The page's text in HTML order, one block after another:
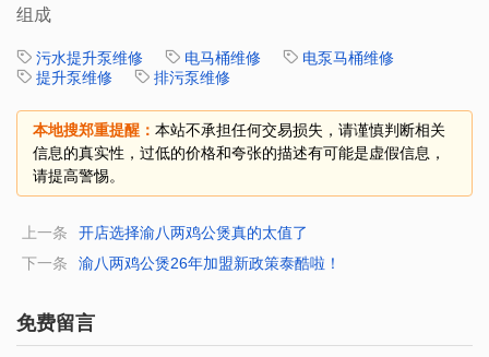
组成
污水提升泵维修 电马桶维修
电泵马桶维修
提升泵维修
排污泵维修
本地搜郑重提醒： 本站不承担任何交易损失，请谨慎判断相关
信息的真实性，过低的价格和夸张的描述有可能是虚假信息，
请提高警惕。
上一条
开店选择渝八两鸡公煲真的太值了
下一条
渝八两鸡公煲26年加盟新政策泰酷啦！
免费留言